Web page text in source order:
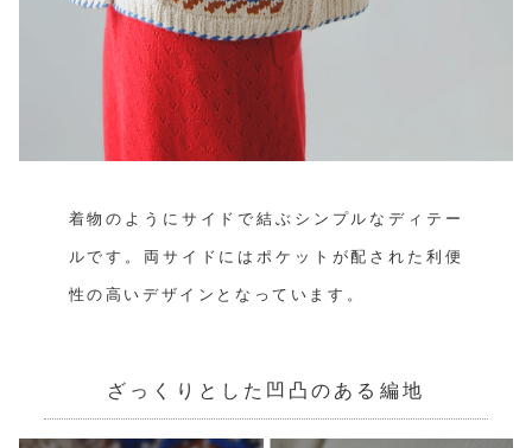
着物のようにサイドで結ぶシンプルなディテー
ルです。両サイドにはポケットが配された利便
性の高いデザインとなっています。
ざっくりとした凹凸のある編地